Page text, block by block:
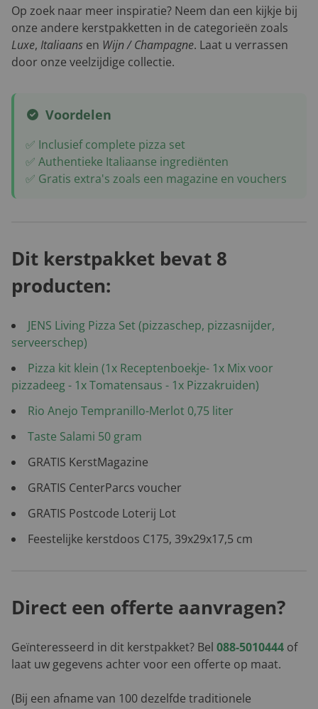
Op zoek naar meer inspiratie? Neem dan een kijkje bij
onze andere kerstpakketten in de categorieën zoals
Luxe, Italiaans en Wijn / Champagne. Laat u verrassen
door onze veelzijdige collectie.
Voordelen
✅ Inclusief complete pizza set
✅ Authentieke Italiaanse ingrediënten
✅ Gratis extra's zoals een magazine en vouchers
Dit kerstpakket bevat 8
producten:
JENS Living Pizza Set (pizzaschep, pizzasnijder,
serveerschep)
Pizza kit klein (1x Receptenboekje- 1x Mix voor
pizzadeeg - 1x Tomatensaus - 1x Pizzakruiden)
Rio Anejo Tempranillo-Merlot 0,75 liter
Taste Salami 50 gram
GRATIS KerstMagazine
GRATIS CenterParcs voucher
GRATIS Postcode Loterij Lot
Feestelijke kerstdoos C175, 39x29x17,5 cm
Direct een offerte aanvragen?
Geïnteresseerd in dit kerstpakket? Bel 088-5010444 of
laat uw gegevens achter voor een offerte op maat.
(Bij een afname van 100 dezelfde traditionele